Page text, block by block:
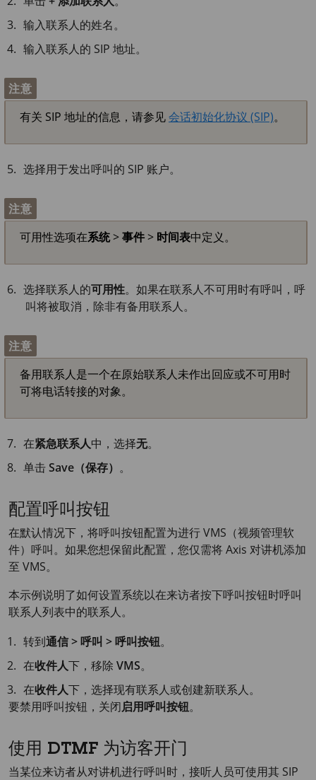
输入联系人的姓名。
输入联系人的 SIP 地址。
注意
有关 SIP 地址的信息，请参见会话初始化协议 (SIP)。
选择用于发出呼叫的 SIP 账户。
注意
可用性选项在系统>事件> 时间表中定义。
选择联系人的可用性。如果在联系人不可用时有呼叫，呼
叫将被取消，除非有备用联系人。
注意
备用联系人是一个在原始联系人未作出回应或不可用时
可将电话转接的对象。
在紧急联系人中，选择无。
单击Save（保存） 。
配置呼叫按钮
在默认情况下，将呼叫按钮配置为进行 VMS（视频管理软
件）呼叫。如果您想保留此配置，您仅需将 Axis 对讲机添加
至 VMS。
本示例说明了如何设置系统以在来访者按下呼叫按钮时呼叫
联系人列表中的联系人。
转到通信 > 呼叫 > 呼叫按钮。
在收件人下，移除VMS。
在收件人下，选择现有联系人或创建新联系人。
要禁用呼叫按钮，关闭启用呼叫按钮。
使用 DTMF 为访客开门
当某位来访者从对讲机进行呼叫时，接听人员可使用其 SIP